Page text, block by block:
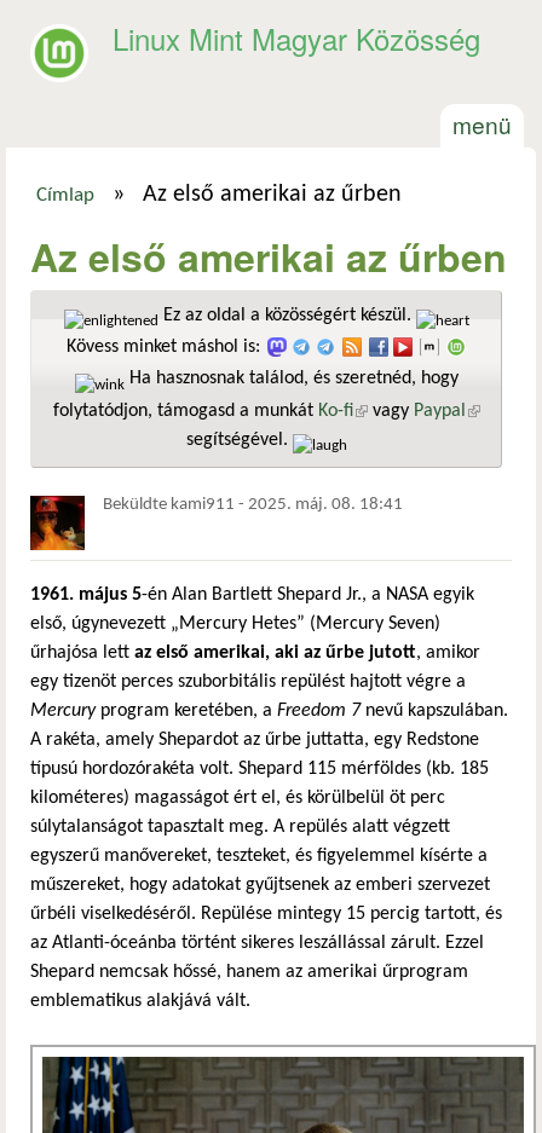
Linux Mint Magyar Közösség
menü
Címlap » Az első amerikai az űrben
Az első amerikai az űrben
Ez az oldal a közösségért készül.
Kövess minket máshol is:
Ha hasznosnak találod, és szeretnéd, hogy
folytatódjon, támogasd a munkát Ko-fi(külső hivatkozás)
vagy Paypal
segítségével.
Beküldte kami911 - 2025. máj. 08. 18:41
1961. május 5-én Alan Bartlett Shepard Jr., a NASA egyik
első, úgynevezett „Mercury Hetes” (Mercury Seven)
űrhajósa lett az első amerikai, aki az űrbe jutott, amikor
egy tizenöt perces szuborbitális repülést hajtott végre a
Mercuryprogram keretében, a Freedom 7nevű kapszulában.
A rakéta, amely Shepardot az űrbe juttatta, egy Redstone
típusú hordozórakéta volt. Shepard 115 mérföldes (kb. 185
kilométeres) magasságot ért el, és körülbelül öt perc
súlytalanságot tapasztalt meg. A repülés alatt végzett
egyszerű manővereket, teszteket, és figyelemmel kísérte a
műszereket, hogy adatokat gyűjtsenek az emberi szervezet
űrbéli viselkedéséről. Repülése mintegy 15 percig tartott, és
az Atlanti-óceánba történt sikeres leszállással zárult. Ezzel
Shepard nemcsak hőssé, hanem az amerikai űrprogram
emblematikus alakjává vált.